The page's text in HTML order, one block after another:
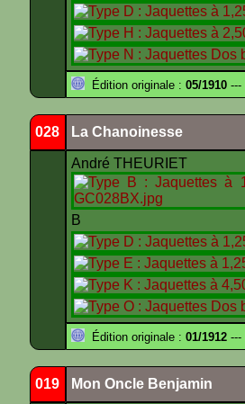
Édition originale : 05/1910 ---
028 La Chanoinesse
André THEURIET
Édition originale : 01/1912 ---
019 Mon Oncle Benjamin